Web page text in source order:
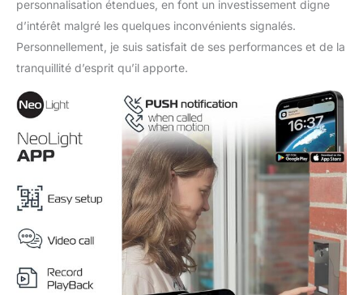
arrière-plans de menu et
des sonneries font de ce
kit visiophone filaire un
investissement judicieux
et fiable.
personnalisation étendues, en font un investissement digne
d’intérêt malgré les quelques inconvénients signalés.
Personnellement, je suis satisfait de ses performances et de la
tranquillité d’esprit qu’il apporte.